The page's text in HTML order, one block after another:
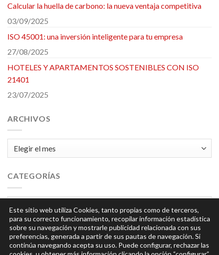
Calcular la huella de carbono: la nueva ventaja competitiva
03/09/2025
ISO 45001: una inversión inteligente para tu empresa
27/08/2025
HOTELES Y APARTAMENTOS SOSTENIBLES CON ISO
21401
23/07/2025
ARCHIVOS
CATEGORÍAS
Este sitio web utiliza Cookies, tanto propias como de terceros,
para su correcto funcionamiento, recopilar información estadística
sobre su navegación y mostrarle publicidad relacionada con sus
preferencias, generada a partir de sus pautas de navegación. Si
continúa navegando acepta su uso. Puede configurar, rechazar las